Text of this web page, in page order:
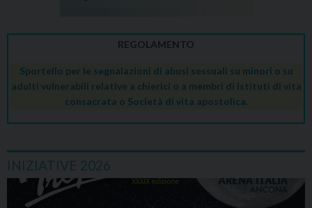
REGOLAMENTO
Sportello per le segnalazioni di abusi sessuali su minori o su
adulti vulnerabili relative a chierici o a membri di Istituti di vita
consacrata o Società di vita apostolica.
INIZIATIVE 2026